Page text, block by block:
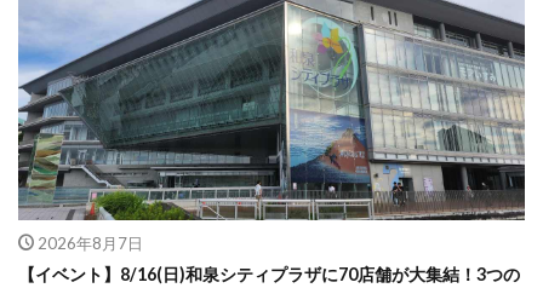
2026年8月7日
【イベント】8/16(日)和泉シティプラザに70店舗が大集結！3つの